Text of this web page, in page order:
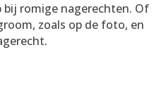
bij romige nagerechten. Of
zoals op de foto, en